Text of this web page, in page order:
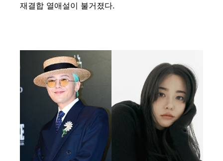
재결합 열애설이 불거졌다.